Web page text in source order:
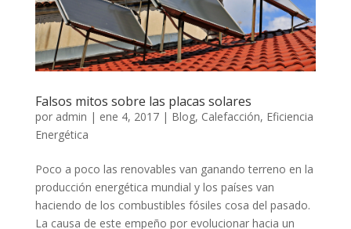
Falsos mitos sobre las placas solares
por admin | ene 4, 2017| Blog, Calefacción, Eficiencia
Energética
Poco a poco las renovables van ganando terreno en la
producción energética mundial y los países van
haciendo de los combustibles fósiles cosa del pasado.
La causa de este empeño por evolucionar hacia un